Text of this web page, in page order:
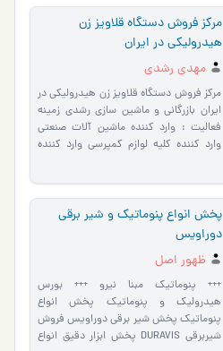
مرکز فروش دستگاه قلاویز زن
هیدرولیکی در ایران
مهدی رشدی
مرکز فروش دستگاه قلاویز زن هیدرولیکی در
ایران بازرگانی و ماشین سازی رشدی زمینه
فعالیت : وارد کننده ماشین آلات صنعتی
وارد کننده کلیه لوازم کمپرسی وارد کننده
پخش انواع پنوماتیک و شير برقی
دوراويس
ظهور اصل
+++ پنوماتیک مبنا نیرو +++ بورس
هیدرولیک و پنوماتیک پخش انواع
پنوماتيك پخش شير برقی دوراويس فروش
شيربرقی DURAVIS پخش ابزار دقيق انواع